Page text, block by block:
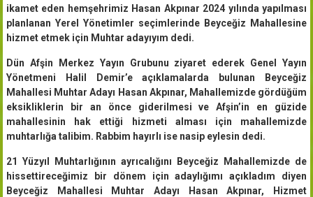
ikamet eden hemşehrimiz Hasan Akpınar 2024 yılında yapılması
planlanan Yerel Yönetimler seçimlerinde Beyceğiz Mahallesine
hizmet etmek için Muhtar adayıyım dedi.
Dün Afşin Merkez Yayın Grubunu ziyaret ederek Genel Yayın
Yönetmeni Halil Demir’e açıklamalarda bulunan Beyceğiz
Mahallesi Muhtar Adayı Hasan Akpınar, Mahallemizde gördüğüm
eksikliklerin bir an önce giderilmesi ve Afşin’in en güzide
mahallesinin hak ettiği hizmeti alması için mahallemizde
muhtarlığa talibim. Rabbim hayırlı ise nasip eylesin dedi.
21 Yüzyıl Muhtarlığının ayrıcalığını Beyceğiz Mahallemizde de
hissettireceğimiz bir dönem için adaylığımı açıkladım diyen
Beyceğiz Mahallesi Muhtar Adayı Hasan Akpınar, Hizmet